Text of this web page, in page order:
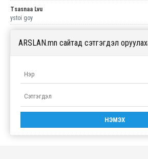
Tsasnaa Lvu
ystoi goy
ARSLAN.mn сайтад сэтгэгдэл